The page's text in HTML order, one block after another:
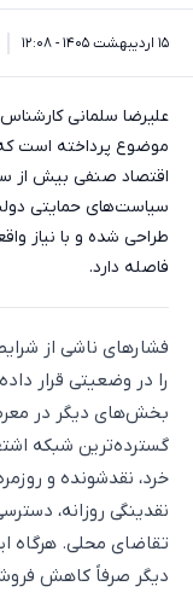
۱۵ اردیبهشت ۱۴۰۵ - ۱۲:۰۸
علیرضا سلمانی
موضوع پرداخته است
اقتصاد صنفی بیش از
سیاست‌های حمایتی
طراحی شده و با نیاز
فاصله دارد.
فشارهای ناشی از
را در وضعیتی قرار
بخش‌های دیگر در
گسترده‌ترین شبکه
خرد، نقدشونده و
نقدینگی روزانه،
تقاضای محلی. هرگاه
دیگر صرفاً کاهش